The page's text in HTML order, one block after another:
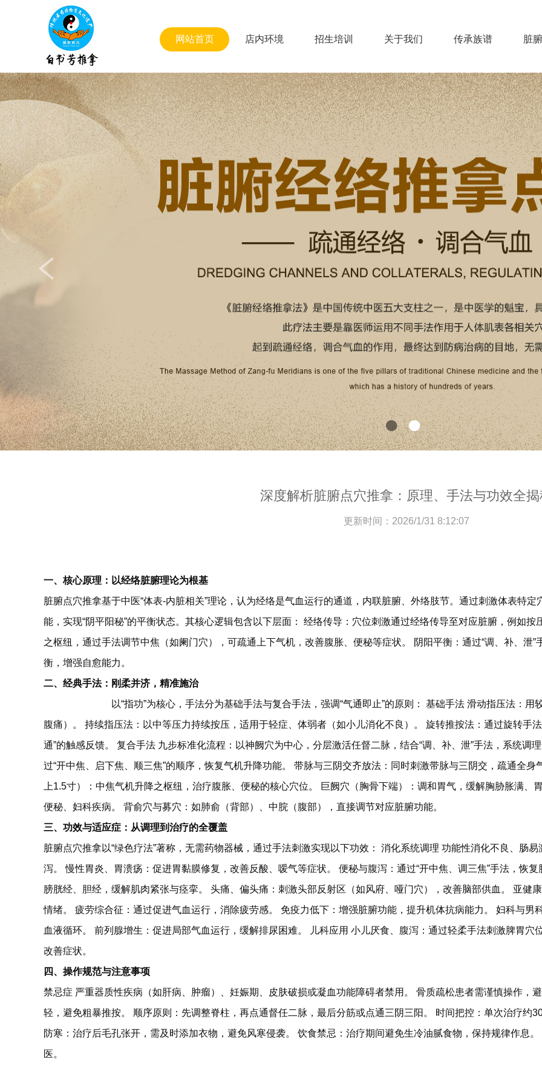
网站首页 店内环境 招生培训 关于我们 传承族谱 脏
深度解析脏腑点穴推拿：原理、手法与功效全
更新时间：2026/1/31 8:12:07
一、核心原理：以经络脏腑理论为根基
脏腑点穴推拿基于中医“体表-内脏相关”理论，认为经络是气血运行的通道，内联脏腑、外络肢节。通过刺激体表特
能，实现“阴平阳秘”的平衡状态。其核心逻辑包含以下层面： 经络传导：穴位刺激通过经络传导至对应脏腑，例如
之枢纽，通过手法调节中焦（如阑门穴），可疏通上下气机，改善腹胀、便秘等症状。 阴阳平衡：通过“调、补、泄
衡，增强自愈能力。
二、经典手法：刚柔并济，精准施治
以“指功”为核心，手法分为基础手法与复合手法，强调“气通即止”的原则： 基础手法 滑动指压法：
腹痛）。 持续指压法：以中等压力持续按压，适用于轻症、体弱者（如小儿消化不良）。 旋转推按法：通过旋转手
通”的触感反馈。 复合手法 九步标准化流程：以神阙穴为中心，分层激活任督二脉，结合“调、补、泄”手法，系统调
过“开中焦、启下焦、顺三焦”的顺序，恢复气机升降功能。 带脉与三阴交齐放法：同时刺激带脉与三阴交，疏通全
上1.5寸）：中焦气机升降之枢纽，治疗腹胀、便秘的核心穴位。 巨阙穴（胸骨下端）：调和胃气，缓解胸胁胀满
便秘、妇科疾病。 背俞穴与募穴：如肺俞（背部）、中脘（腹部），直接调节对应脏腑功能。
三、功效与适应症：从调理到治疗的全覆盖
脏腑点穴推拿以“绿色疗法”著称，无需药物器械，通过手法刺激实现以下功效： 消化系统调理 功能性消化不良、肠
泻。 慢性胃炎、胃溃疡：促进胃黏膜修复，改善反酸、嗳气等症状。 便秘与腹泻：通过“开中焦、调三焦”手法，恢
膀胱经、胆经，缓解肌肉紧张与痉挛。 头痛、偏头痛：刺激头部反射区（如风府、哑门穴），改善脑部供血。 亚健
情绪。 疲劳综合征：通过促进气血运行，消除疲劳感。 免疫力低下：增强脏腑功能，提升机体抗病能力。 妇科与
血液循环。 前列腺增生：促进局部气血运行，缓解排尿困难。 儿科应用 小儿厌食、腹泻：通过轻柔手法刺激脾胃
改善症状。
四、操作规范与注意事项
禁忌症 严重器质性疾病（如肝病、肿瘤）、妊娠期、皮肤破损或凝血功能障碍者禁用。 骨质疏松患者需谨慎操作，
轻，避免粗暴推按。 顺序原则：先调整脊柱，再点通督任二脉，最后分筋或点通三阴三阳。 时间把控：单次治疗约
防寒：治疗后毛孔张开，需及时添加衣物，避免风寒侵袭。 饮食禁忌：治疗期间避免生冷油腻食物，保持规律作息
医。